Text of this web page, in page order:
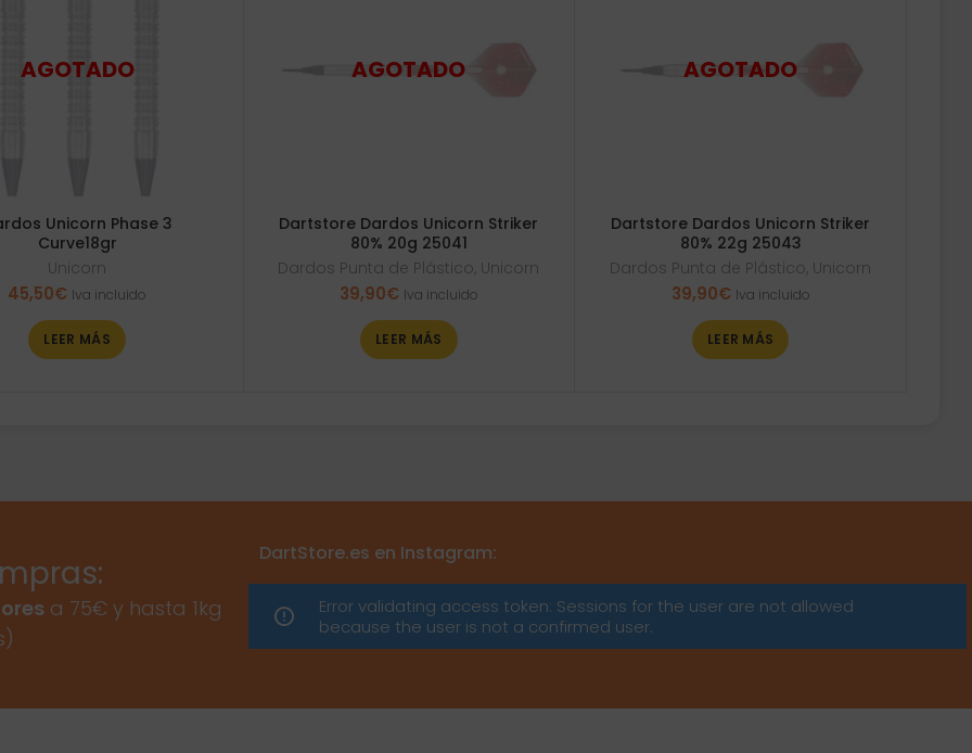
Unicorn Phase 3
Curve18gr
Unicorn
45,50€ Iva incluido
LEER MÁS
Dartstore Dardos Unicorn Striker
80% 20g 25041
Dardos Punta de Plástico, Unicorn
39,90€ Iva incluido
LEER MÁS
Dartstore Dardos Unicorn Striker
80% 22g 25043
Dardos Punta de Plástico, Unicorn
39,90€ Iva incluido
LEER MÁS
a 75€ y hasta 1kg
DartStore.es en Instagram:
Error validating access token: Sessions for the user are not allowed
because the user is not a confirmed user.